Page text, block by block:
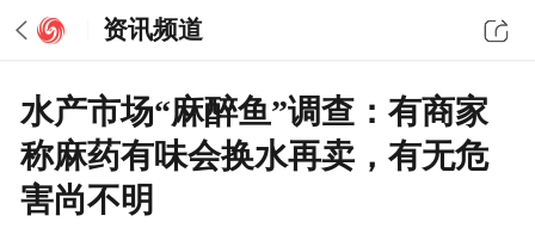
资讯频道
水产市场“麻醉鱼”调查：有商家
称麻药有味会换水再卖，有无危
害尚不明